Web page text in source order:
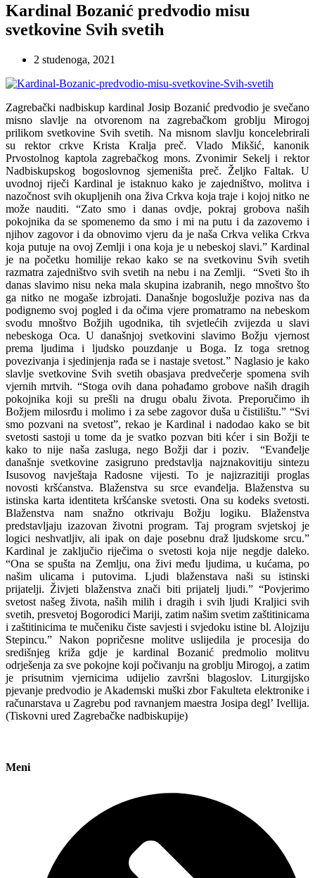
Kardinal Bozanić predvodio misu
svetkovine Svih svetih
2 studenoga, 2021
Zagrebački nadbiskup kardinal Josip Bozanić predvodio je svečano
misno slavlje na otvorenom na zagrebačkom groblju Mirogoj
prilikom svetkovine Svih svetih. Na misnom slavlju koncelebrirali
su rektor crkve Krista Kralja preč. Vlado Mikšić, kanonik
Prvostolnog kaptola zagrebačkog mons. Zvonimir Sekelj i rektor
Nadbiskupskog bogoslovnog sjemeništa preč. Željko Faltak. U
uvodnoj riječi Kardinal je istaknuo kako je zajedništvo, molitva i
nazočnost svih okupljenih ona živa Crkva koja traje i kojoj nitko ne
može nauditi. “Zato smo i danas ovdje, pokraj grobova naših
pokojnika da se spomenemo da smo i mi na putu i da zazovemo i
njihov zagovor i da obnovimo vjeru da je naša Crkva velika Crkva
koja putuje na ovoj Zemlji i ona koja je u nebeskoj slavi.” Kardinal
je na početku homilije rekao kako se na svetkovinu Svih svetih
razmatra zajedništvo svih svetih na nebu i na Zemlji. “Sveti što ih
danas slavimo nisu neka mala skupina izabranih, nego mnoštvo što
ga nitko ne mogaše izbrojati. Današnje bogoslužje poziva nas da
podignemo svoj pogled i da očima vjere promatramo na nebeskom
svodu mnoštvo Božjih ugodnika, tih svjetlećih zvijezda u slavi
nebeskoga Oca. U današnjoj svetkovini slavimo Božju vjernost
prema ljudima i ljudsko pouzdanje u Boga. Iz toga sretnog
povezivanja i sjedinjenja rađa se i nastaje svetost.” Naglasio je kako
slavlje svetkovine Svih svetih obasjava predvečerje spomena svih
vjernih mrtvih. “Stoga ovih dana pohađamo grobove naših dragih
pokojnika koji su prešli na drugu obalu života. Preporučimo ih
Božjem milosrđu i molimo i za sebe zagovor duša u čistilištu.” “Svi
smo pozvani na svetost”, rekao je Kardinal i nadodao kako se bit
svetosti sastoji u tome da je svatko pozvan biti kćer i sin Božji te
kako to nije naša zasluga, nego Božji dar i poziv. “Evanđelje
današnje svetkovine zasigruno predstavlja najznakovitiju sintezu
Isusovog navještaja Radosne vijesti. To je najizrazitiji proglas
novosti kršćanstva. Blaženstva su srce evanđelja. Blaženstva su
istinska karta identiteta kršćanske svetosti. Ona su kodeks svetosti.
Blaženstva nam snažno otkrivaju Božju logiku. Blaženstva
predstavljaju izazovan životni program. Taj program svjetskoj je
logici neshvatljiv, ali ipak on daje posebnu draž ljudskome srcu.”
Kardinal je zaključio riječima o svetosti koja nije negdje daleko.
“Ona se spušta na Zemlju, ona živi među ljudima, u kućama, po
našim ulicama i putovima. Ljudi blaženstava naši su istinski
prijatelji. Živjeti blaženstva znači biti prijatelj ljudi.” “Povjerimo
svetost našeg života, naših milih i dragih i svih ljudi Kraljici svih
svetih, presvetoj Bogorodici Mariji, zatim našim svetim zaštitinicama
i zaštitinicima te mučeniku čiste savjesti i svjedoku istine bl. Alojziju
Stepincu.” Nakon popričesne molitve uslijedila je procesija do
središnjeg križa gdje je kardinal Bozanić predmolio molitvu
odrješenja za sve pokojne koji počivanju na groblju Mirogoj, a zatim
je prisutnim vjernicima udijelio završni blagoslov. Liturgijsko
pjevanje predvodio je Akademski muški zbor Fakulteta elektronike i
računarstava u Zagrebu pod ravnanjem maestra Josipa degl’ Ivellija.
(Tiskovni ured Zagrebačke nadbiskupije)
Meni